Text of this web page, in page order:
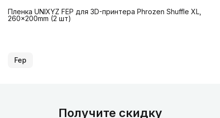
Пленка UNIXYZ FEP для 3D-принтера Phrozen Shuffle XL,
260x200mm (2 шт)
Fep
Получите скидку